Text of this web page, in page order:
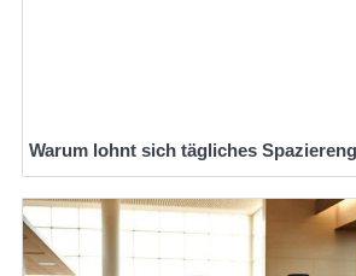
Warum lohnt sich tägliches